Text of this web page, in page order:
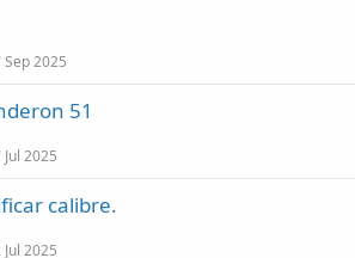
Sep 2025
51
Jul 2025
calibre.
Jul 2025